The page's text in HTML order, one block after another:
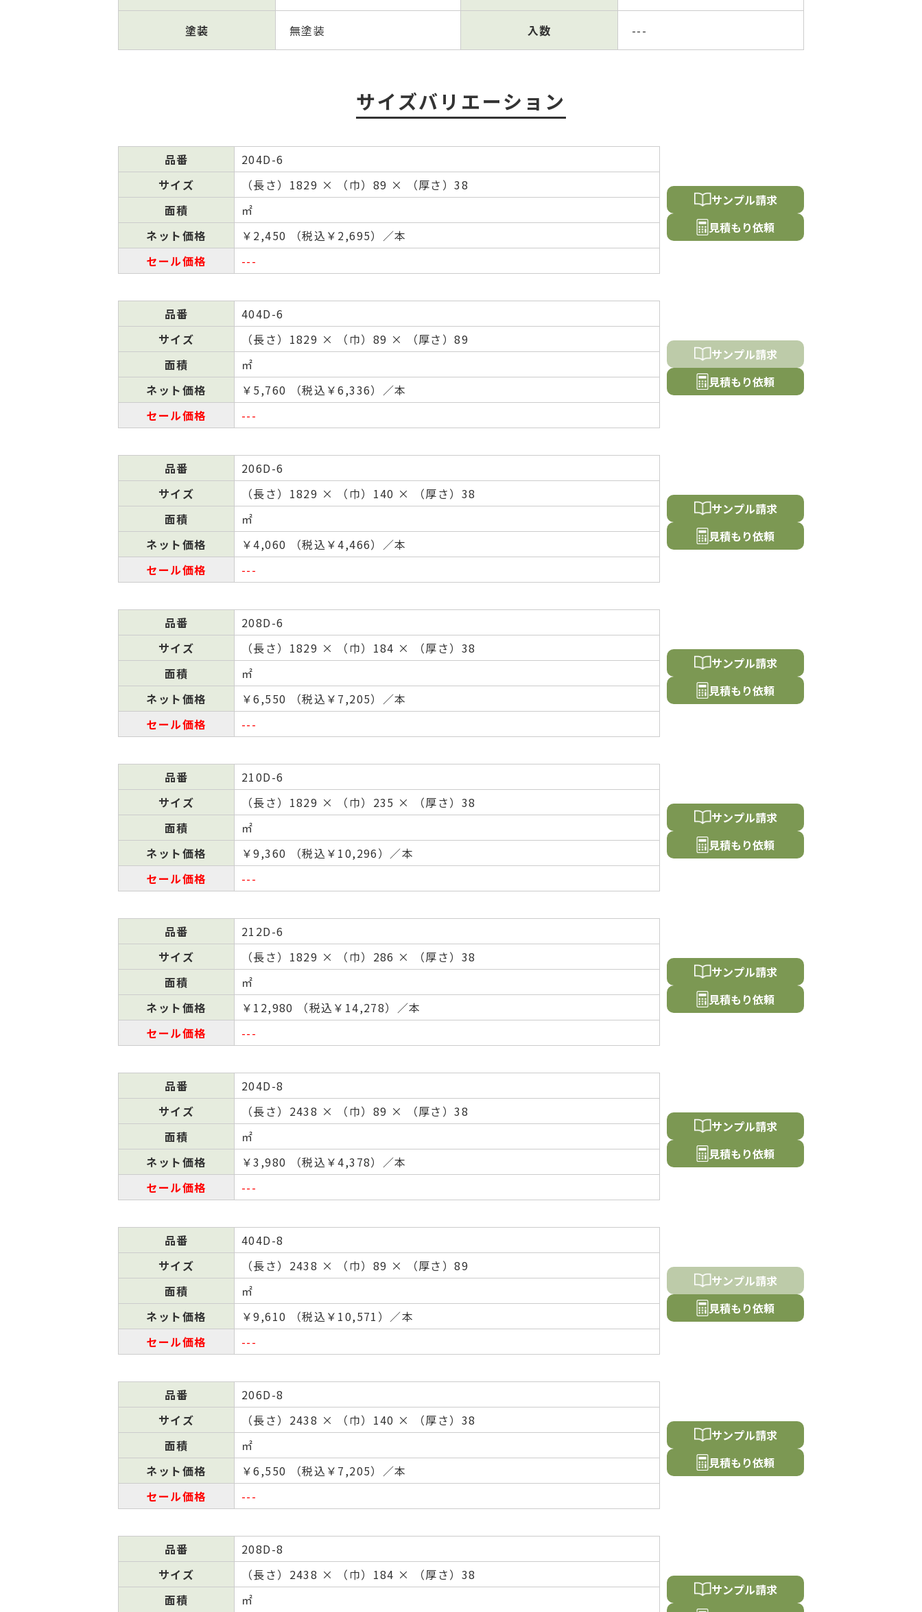
塗装 無塗装 ⼊数 ---
サイズバリエーション
品番
204D-6
サイズ
（⻑さ）1829 × （巾）89 × （厚さ）38
面積
㎡
ネット価格
￥2,450 （税込￥2,695）／本
セール価格 ---
サンプル請求
⾒積もり依頼
品番
404D-6
サイズ
（⻑さ）1829 × （巾）89 × （厚さ）89
面積
㎡
ネット価格
￥5,760 （税込￥6,336）／本
セール価格 ---
サンプル請求
⾒積もり依頼
品番
206D-6
サイズ
（⻑さ）1829 × （巾）140 × （厚さ）38
面積
㎡
ネット価格
￥4,060 （税込￥4,466）／本
セール価格 ---
サンプル請求
⾒積もり依頼
品番
208D-6
サイズ
（⻑さ）1829 × （巾）184 × （厚さ）38
面積
㎡
ネット価格
￥6,550 （税込￥7,205）／本
セール価格 ---
サンプル請求
⾒積もり依頼
品番
210D-6
サイズ
（⻑さ）1829 × （巾）235 × （厚さ）38
面積
㎡
ネット価格
￥9,360 （税込￥10,296）／本
セール価格 ---
サンプル請求
⾒積もり依頼
品番
212D-6
サイズ
（⻑さ）1829 × （巾）286 × （厚さ）38
面積
㎡
ネット価格
￥12,980 （税込￥14,278）／本
セール価格 ---
サンプル請求
⾒積もり依頼
品番
204D-8
サイズ
（⻑さ）2438 × （巾）89 × （厚さ）38
面積
㎡
ネット価格
￥3,980 （税込￥4,378）／本
セール価格 ---
サンプル請求
⾒積もり依頼
品番
404D-8
サイズ
（⻑さ）2438 × （巾）89 × （厚さ）89
面積
㎡
ネット価格
￥9,610 （税込￥10,571）／本
セール価格 ---
サンプル請求
⾒積もり依頼
品番
206D-8
サイズ
（⻑さ）2438 × （巾）140 × （厚さ）38
面積
㎡
ネット価格
￥6,550 （税込￥7,205）／本
セール価格 ---
サンプル請求
⾒積もり依頼
品番
208D-8
サイズ
（⻑さ）2438 × （巾）184 × （厚さ）38
面積
㎡
サンプル請求